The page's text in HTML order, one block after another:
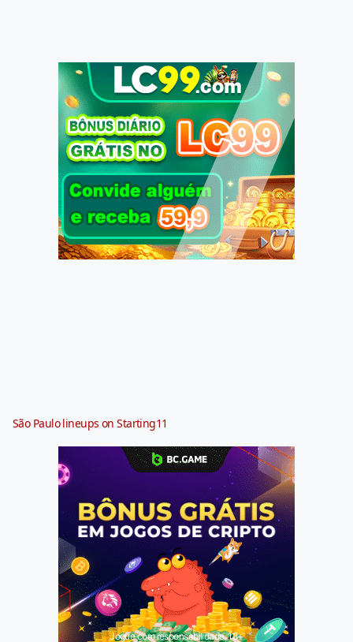
São Paulo lineups on Starting11
Jogue com responsabilidade. 18+